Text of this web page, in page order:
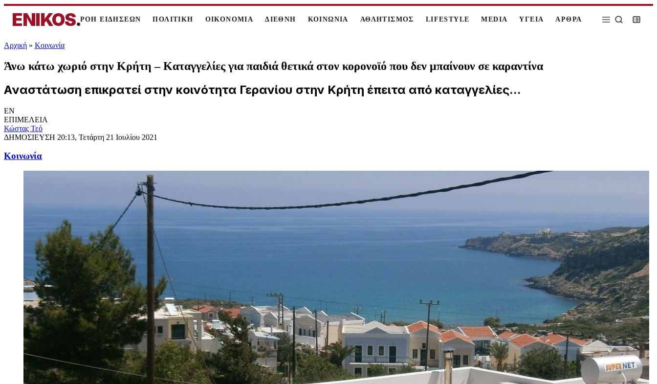
ENIKOS.ΡΟΗ ΕΙΔΗΣΕΩΝ ΠΟΛΙΤΙΚΗ ΟΙΚΟΝΟΜΙΑ ΔΙΕΘΝΗ ΚΟΙΝΩΝΙΑ ΑΘΛΗΤΙΣΜΟΣ LIFESTYLE MEDIA ΥΓΕΙΑ ΑΡΘΡΑ
Αρχική » Κοινωνία
Άνω κάτω χωριό στην Κρήτη – Καταγγελίες για παιδιά θετικά στον κορονοϊό που δεν μπαίνουν σε καραντίνα
Aναστάτωση επικρατεί στην κοινότητα Γερανίου στην Κρήτη έπειτα από καταγγελίες...
EN
ΕΠΙΜΕΛΕΙΑ
Κώστας Τεό
ΔΗΜΟΣΙΕΥΣΗ 20:13, Τετάρτη 21 Ιουλίου 2021
Κοινωνία